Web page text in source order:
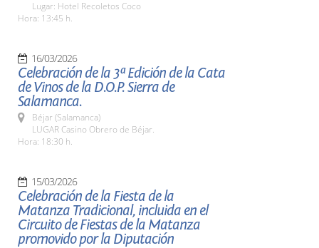
Lugar: Hotel Recoletos Coco
Hora: 13:45 h.
16/03/2026
Celebración de la 3ª Edición de la Cata
de Vinos de la D.O.P. Sierra de
Salamanca.
Béjar (Salamanca)
LUGAR Casino Obrero de Béjar.
Hora: 18:30 h.
15/03/2026
Celebración de la Fiesta de la
Matanza Tradicional, incluida en el
Circuito de Fiestas de la Matanza
promovido por la Diputación